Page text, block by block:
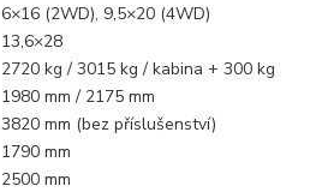
6×16 (2WD), 9,5×20 (4WD)
13,6×28
2720 kg / 3015 kg / kabina + 300 kg
1980 mm / 2175 mm
3820 mm (bez příslušenství)
1790 mm
2500 mm